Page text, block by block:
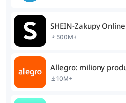
SHEIN-Zakupy Online
500M+
Allegro: miliony
10M+